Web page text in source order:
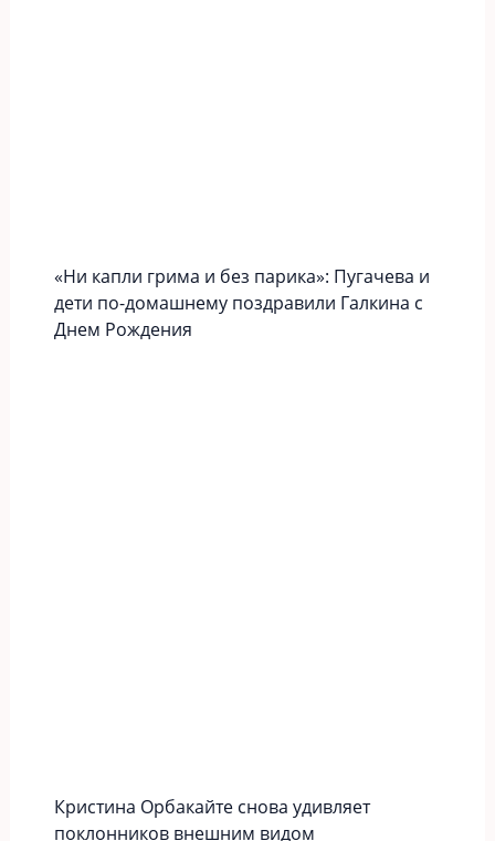
«Ни капли грима и без парика»: Пугачева и
дети по-домашнему поздравили Галкина с
Днем Рождения
Кристина Орбакайте снова удивляет
поклонников внешним видом